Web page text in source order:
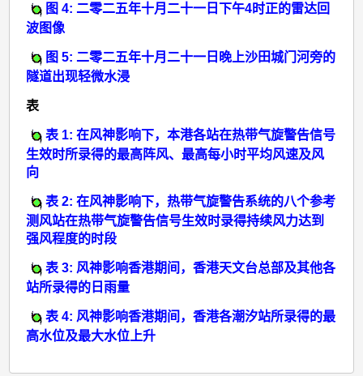
图 4: 二零二五年十月二十一日下午4时正的雷达回
波图像
图 5: 二零二五年十月二十一日晚上沙田城门河旁的
隧道出现轻微水浸
表
表 1: 在风神影响下，本港各站在热带气旋警告信号
生效时所录得的最高阵风、最高每小时平均风速及风
向
表 2: 在风神影响下，热带气旋警告系统的八个参考
测风站在热带气旋警告信号生效时录得持续风力达到
强风程度的时段
表 3: 风神影响香港期间，香港天文台总部及其他各
站所录得的日雨量
表 4: 风神影响香港期间，香港各潮汐站所录得的最
高水位及最大水位上升